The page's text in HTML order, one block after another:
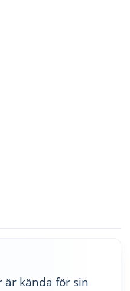
är kända för sin